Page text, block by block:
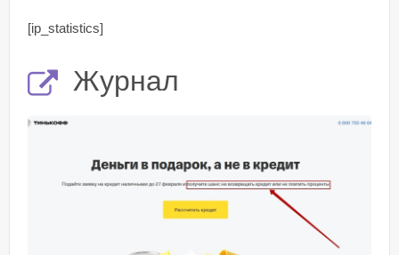
[ip_statistics]
Журнал